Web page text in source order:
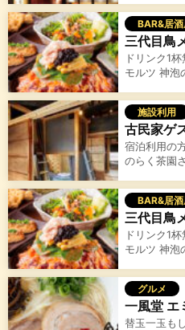
BAR&居
三代目鳥
ドリンク1
モルツ 神泡
施設利用
古民家ゲ
宿泊利用の
のらく茶園
BAR&居
三代目鳥
ドリンク1
モルツ 神泡
グルメ
一風堂 エ
替玉一玉も